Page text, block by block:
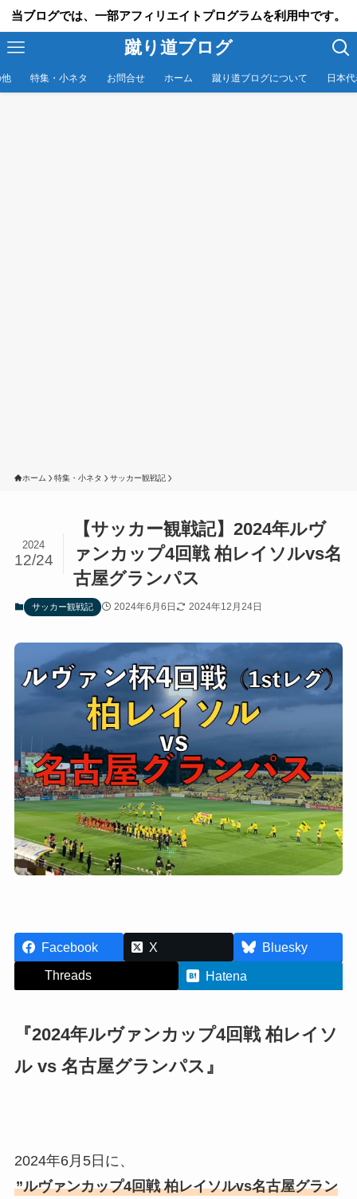
当ブログでは、一部アフィリエイトプログラムを利用中です。
蹴り道ブログ
特集・小ネタ お問合せ ホーム 蹴り道ブログについて 日本
ホーム 特集・小ネタ サッカー観戦記
【サッカー観戦記】2024年ルヴ
ァンカップ4回戦 柏レイソルvs名
古屋グランパス
2024
12/24
サッカー観戦記 2024年6月6日 2024年12月24日
Facebook X
Bluesky
Threads
Hatena
『2024年ルヴァンカップ4回戦 柏レイソ
ル vs 名古屋グランパス』
2024年6月5日に、
”ルヴァンカップ4回戦 柏レイソルvs名古屋グラン